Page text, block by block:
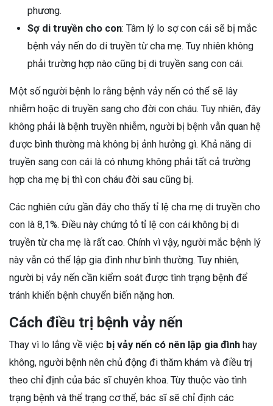
phương.
Sợ di truyền cho con: Tâm lý lo sợ con cái sẽ bị mắc
bệnh vảy nến do di truyền từ cha mẹ. Tuy nhiên không
phải trường hợp nào cũng bị di truyền sang con cái.
Một số người bệnh lo rằng bệnh vảy nến có thể sẽ lây
nhiễm hoặc di truyền sang cho đời con cháu. Tuy nhiên, đây
không phải là bệnh truyền nhiễm, người bị bệnh vẫn quan hệ
được bình thường mà không bị ảnh hưởng gì. Khả năng di
truyền sang con cái là có nhưng không phải tất cả trường
hợp cha mẹ bị thì con cháu đời sau cũng bị.
Các nghiên cứu gần đây cho thấy tỉ lệ cha mẹ di truyền cho
con là 8,1%. Điều này chứng tỏ tỉ lệ con cái không bị di
truyền từ cha mẹ là rất cao. Chính vì vậy, người mắc bệnh lý
này vẫn có thể lập gia đình như bình thường. Tuy nhiên,
người bị vảy nến cần kiểm soát được tình trạng bệnh để
tránh khiến bệnh chuyển biến nặng hơn.
Cách điều trị bệnh vảy nến
Thay vì lo lắng về việc bị vảy nến có nên lập gia đình hay
không, người bệnh nên chủ động đi thăm khám và điều trị
theo chỉ định của bác sĩ chuyên khoa. Tùy thuộc vào tình
trạng bệnh và thể trạng cơ thể, bác sĩ sẽ chỉ định các